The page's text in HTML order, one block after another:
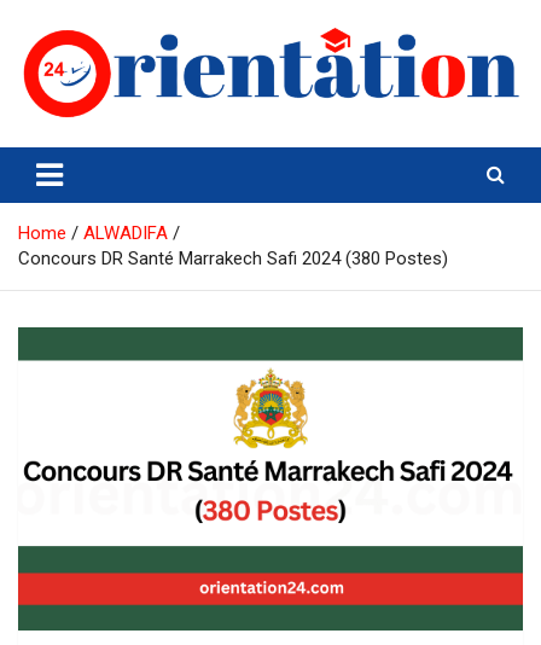
content
Orientation24
Emploi et Orientation au Maroc
Home
ALWADIFA
Concours DR Santé Marrakech Safi 2024 (380 Postes)